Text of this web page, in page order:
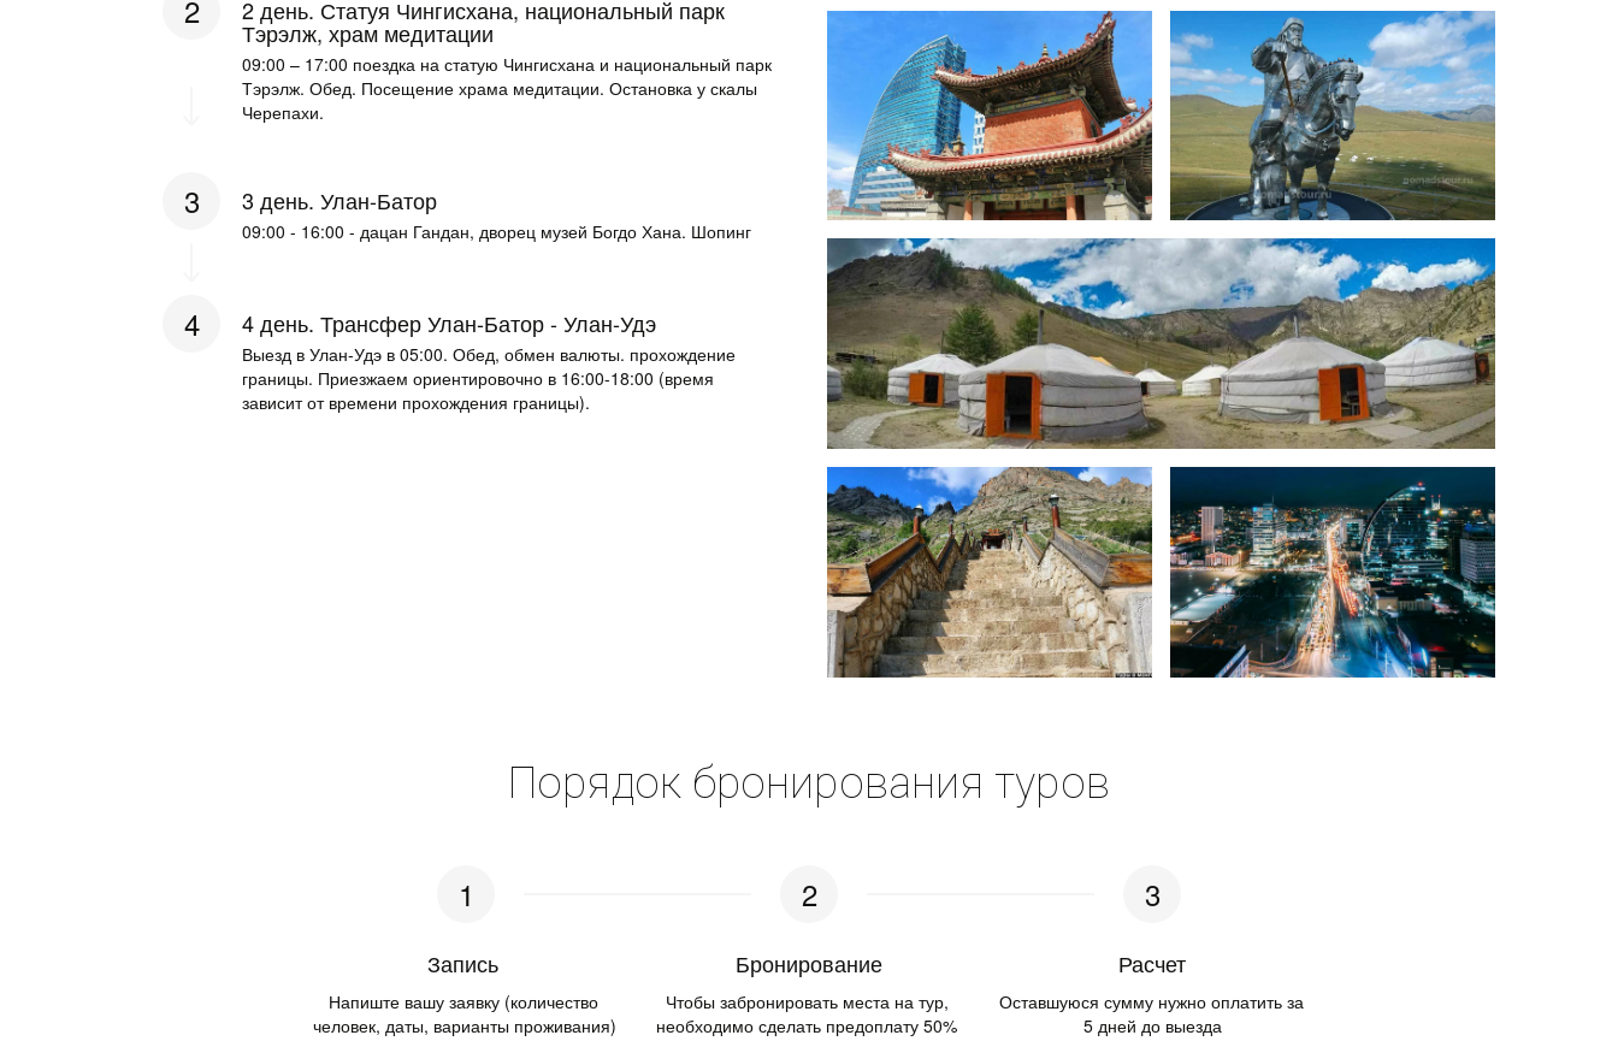
2 день. Статуя Чингисхана, национальный парк
Тэрэлж, храм медитации­
09:00 – 17:00 поездка на статую Чингисхана и национальный парк
Тэрэлж. Обед. Посещение храма медитации. Остановка у скалы
Черепахи. ­
3 день. Улан-Батор
09:00 - 16:00 - дацан Гандан, дворец музей Богдо Хана. Шопинг­
4 день. Трансфер Улан-Батор - Улан-Удэ
Выезд в Улан-Удэ в 05:00. Обед, обмен валюты. прохождение
границы. Приезжаем ориентировочно в 16:00-18:00 (время
зависит от времени прохождения границы).
Порядок бронирования туров
Запись ­
Напиште вашу заявку (количество
человек, даты, варианты проживания)
Бронирование
­Чтобы забронировать места на тур,
необходимо сделать предоплату 50%
Расчет
Оставшуюся сумму нужно оплатить за
5 дней до выезда